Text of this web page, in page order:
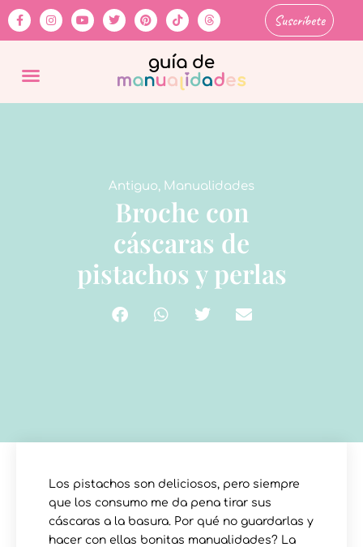
Suscríbete
Antiguo, Manualidades
Broche con
cáscaras de
pistachos y perlas
Los pistachos son deliciosos, pero siempre
que los consumo me da pena tirar sus
cáscaras a la basura. Por qué no guardarlas y
hacer con ellas bonitas manualidades? La